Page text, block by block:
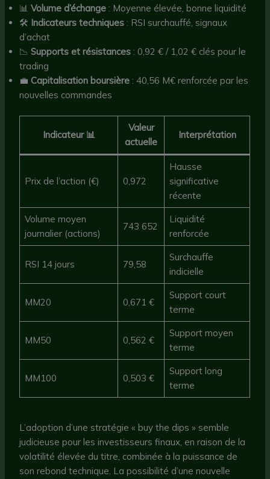
📊Volume d’échange : Moyenne élevée, bonne liquidité
🛠 Indicateurs techniques : RSI surchauffé, signaux
d’achat
📉Supports et résistances : 0,92 € / 1,02 € clés pour le
trading
💼 Capitalisation boursière : 40,56 M€ renforcée par les
nouvelles commandes
Indicateur 📊
Valeur
actuelle
Interprétation
Prix de l’action (€) 0,972
Hausse
significative
récente
Volume moyen
journalier (actions)
743 652
Liquidité
renforcée
RSI 14 jours 79,58
Surchauffe
indicielle
MM20 0,671 €
Support court
terme
MM50 0,562 €
Support moyen
terme
MM100 0,503 €
Support long
terme
L’adoption d’une stratégie « buy the dips » semble
judicieuse pour les investisseurs finaux, en raison de la
volatilité élevée du titre, combinée à la puissance de
son rebond technique. La possibilité d’une nouvelle